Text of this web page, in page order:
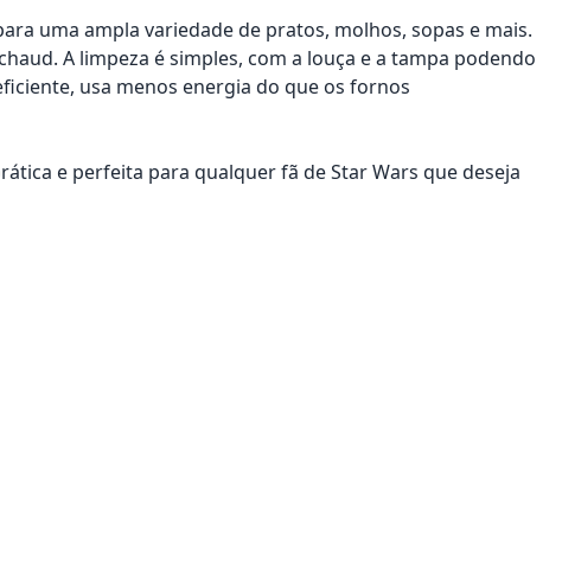
uma ampla variedade de pratos, molhos, sopas e mais.
A limpeza é simples, com a louça e a tampa podendo
usa menos energia do que os fornos
e perfeita para qualquer fã de Star Wars que deseja